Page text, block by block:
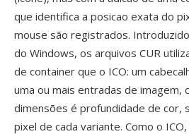
que identifica a posicao exata do
mouse são registrados.
do Windows, os arquivos CUR
de container que o ICO: um
uma ou mais entradas de imagem,
dimensões é profundidade de cor,
pixel de cada variante. Como o